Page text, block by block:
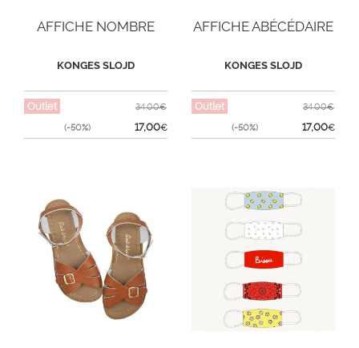
AFFICHE NOMBRE
KONGES SLOJD
Outlet
(-50%)
34,00€
17,00€
AFFICHE ABÉCÉDAIRE
KONGES SLOJD
Outlet
(-50%)
34,00€
17,00€